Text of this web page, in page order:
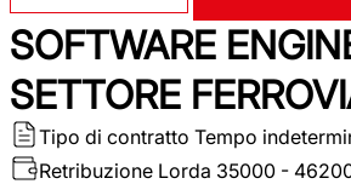
SOFTWARE
SETTORE
Tipo di contratto Tempo
Retribuzione Lorda 35000 -